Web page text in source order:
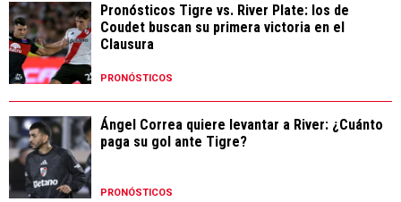
Pronósticos Tigre vs. River Plate: los de
Coudet buscan su primera victoria en el
Clausura
PRONÓSTICOS
Ángel Correa quiere levantar a River: ¿Cuánto
paga su gol ante Tigre?
PRONÓSTICOS